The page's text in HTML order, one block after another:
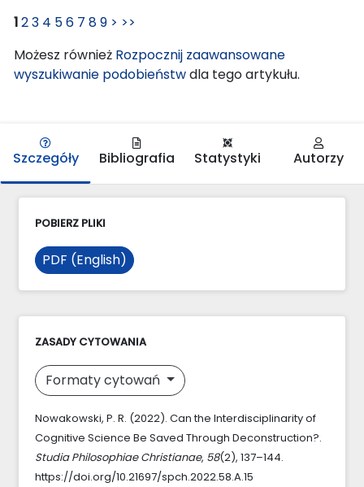
123 4 56 7 89 > >>
Możesz również Rozpocznij zaawansowane
wyszukiwanie podobieństwdla tego artykułu.
Szczegóły Bibliografia Statystyki Autorzy
POBIERZ PLIKI
PDF (English)
ZASADY CYTOWANIA
Formaty cytowań
Nowakowski, P. R. (2022). Can the Interdisciplinarity of
Cognitive Science Be Saved Through Deconstruction?.
Studia Philosophiae Christianae, 58(2), 137–144.
https://doi.org/10.21697/spch.2022.58.A.15